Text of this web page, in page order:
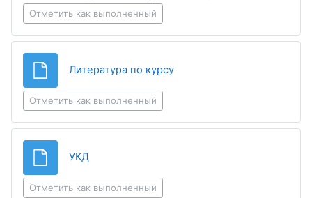
Отметить как выполненный
Литература по курсуФайл
Отметить как выполненный
УКД
Отметить как выполненный